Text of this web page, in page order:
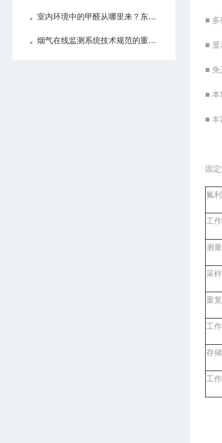
室内环境中的甲醛从哪里来？东日瀛能科技科普
烟气在线监测系统技术规范的重要性及应用
■ 多
■ 显
■ 免
■ 本
■ 丰
固
氟
工
测
采
重
工
存
工